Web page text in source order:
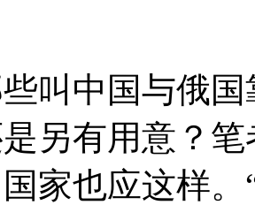
叫中国与俄
另有用意？
家也应这样